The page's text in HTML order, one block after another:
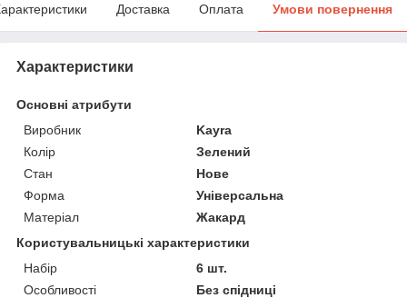
Доставка Оплата Умови повернення
Характеристики
Основні атрибути
Виробник
Kayra
Колір
Зелений
Стан
Нове
Форма
Універсальна
Матеріал
Жакард
Користувальницькі характеристики
Набір
6 шт.
Особливості
Без спідниці